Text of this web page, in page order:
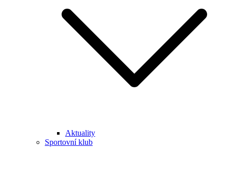
Aktuality
Sportovní klub